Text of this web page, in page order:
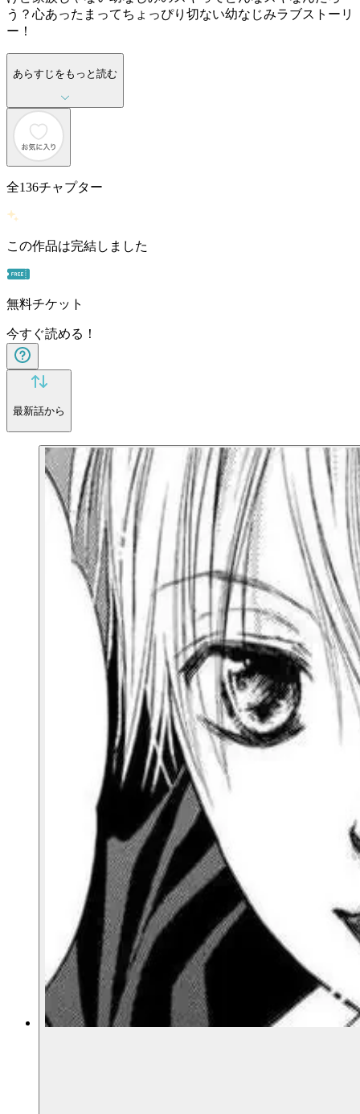
う？心あったまってちょっぴり切ない幼なじみラブストーリ
ー！
あらすじをもっと読む
全136チャプター
この作品は完結しました
無料チケット
今すぐ読める！
最新話から